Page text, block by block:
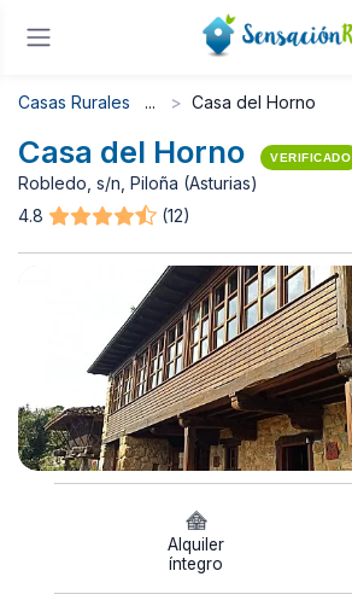
Casas Rurales Casa del Horno
Casa del Horno VERIFICADO
Robledo, s/n, Piloña (Asturias)
4.8
(12)
Alquiler
íntegro